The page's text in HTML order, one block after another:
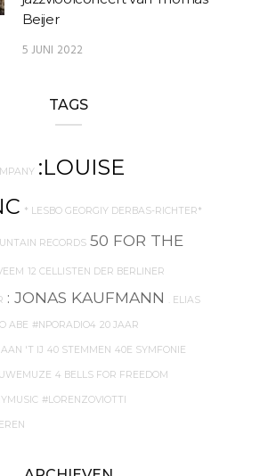
Beijer
5 JUNI 2022
TAGS
:LOUISE
* LESBO GEORGIY DERBAS-RICHTER*
RECORDS 50 FOR THE
12 CELLISTEN DER BERLINER
: JONAS KAUFMANN . ELIAS
ABE #NPORADIO4 20 JAAR
'T IJ 40 STEMMEN 40E SYMFONIE
4 BELLS FOR FREEDOM
#LORENZOVIOTTI